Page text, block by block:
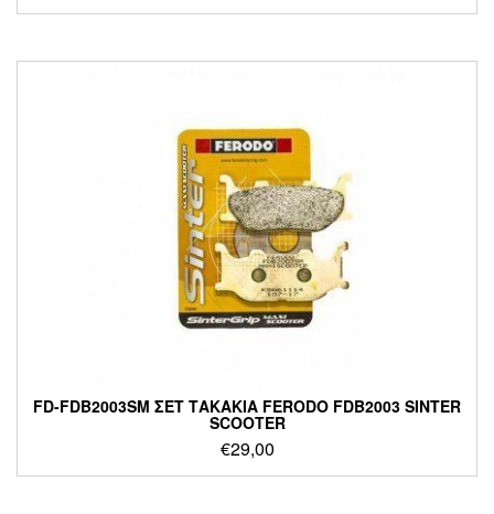
FD-FDB2003SM ΣΕΤ ΤΑΚΑΚΙΑ FERODO FDB2003 SINTER
SCOOTER
€29,00